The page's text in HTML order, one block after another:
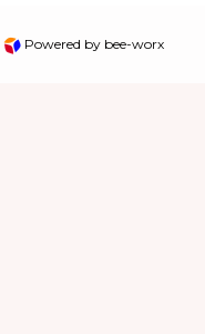
Powered by bee-worx